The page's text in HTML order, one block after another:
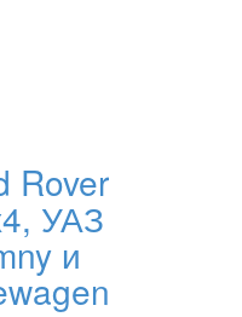
Rover
УАЗ
и